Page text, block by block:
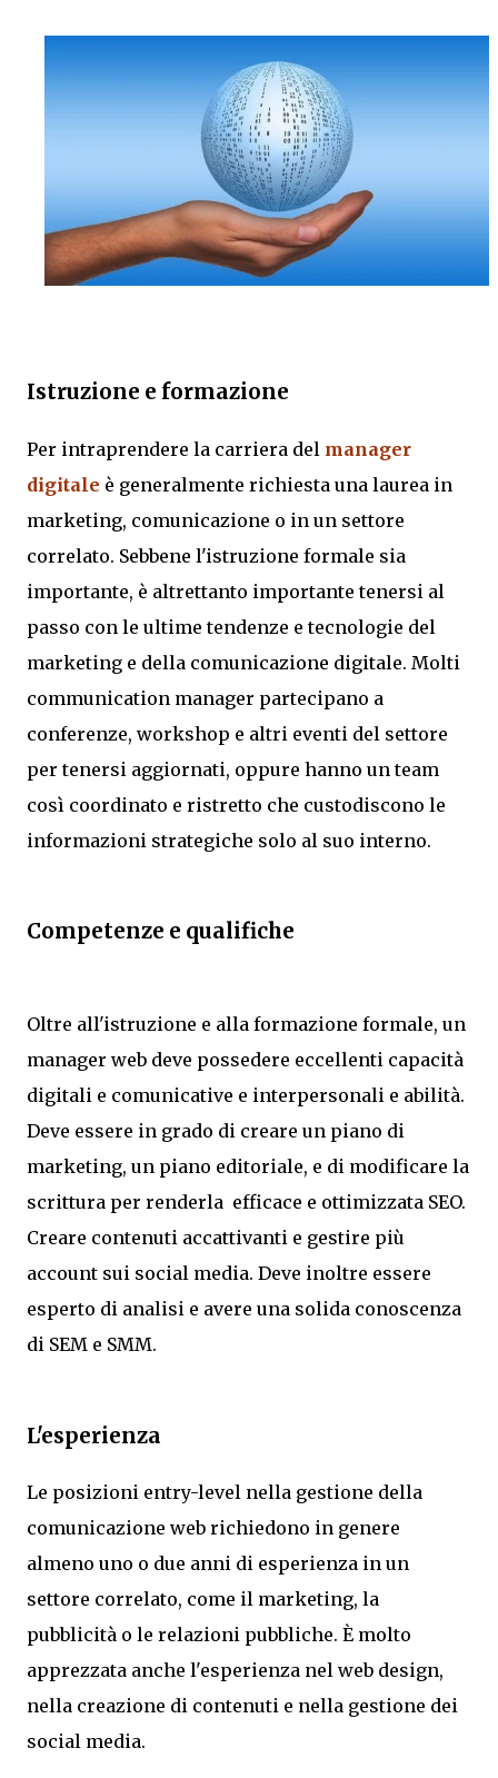
Istruzione e formazione
Per intraprendere la carriera del manager
digitale è generalmente richiesta una laurea in
marketing, comunicazione o in un settore
correlato. Sebbene l'istruzione formale sia
importante, è altrettanto importante tenersi al
passo con le ultime tendenze e tecnologie del
marketing e della comunicazione digitale. Molti
communication manager partecipano a
conferenze, workshop e altri eventi del settore
per tenersi aggiornati, oppure hanno un team
così coordinato e ristretto che custodiscono le
informazioni strategiche solo al suo interno.
Competenze e qualifiche
Oltre all'istruzione e alla formazione formale, un
manager web deve possedere eccellenti capacità
digitali e comunicative e interpersonali e abilità.
Deve essere in grado di creare un piano di
marketing, un piano editoriale, e di modificare la
scrittura per renderla efficace e ottimizzata SEO.
Creare contenuti accattivanti e gestire più
account sui social media. Deve inoltre essere
esperto di analisi e avere una solida conoscenza
di SEM e SMM.
L'esperienza
Le posizioni entry-level nella gestione della
comunicazione web richiedono in genere
almeno uno o due anni di esperienza in un
settore correlato, come il marketing, la
pubblicità o le relazioni pubbliche. È molto
apprezzata anche l'esperienza nel web design,
nella creazione di contenuti e nella gestione dei
social media.